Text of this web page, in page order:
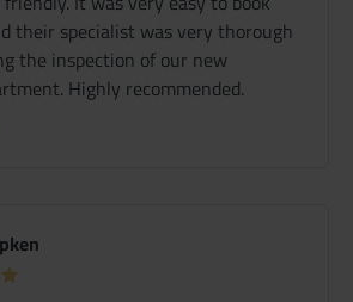
their specialist was very thorough
the inspection of our new
Highly recommended.